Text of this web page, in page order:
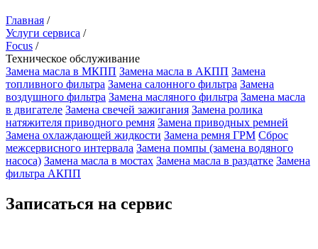
Главная /
Услуги сервиса /
Focus /
Техническое обслуживание
Замена масла в МКПП Замена масла в АКПП Замена
топливного фильтра Замена салонного фильтра Замена
воздушного фильтра Замена масляного фильтра Замена масла
в двигателе Замена свечей зажигания Замена ролика
натяжителя приводного ремня Замена приводных ремней
Замена охлаждающей жидкости Замена ремня ГРМ Сброс
межсервисного интервала Замена помпы (замена водяного
насоса) Замена масла в мостах Замена масла в раздатке Замена
фильтра АКПП
Записаться на сервис